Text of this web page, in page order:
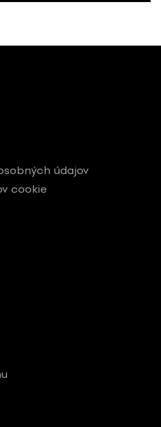
údajov
cookie